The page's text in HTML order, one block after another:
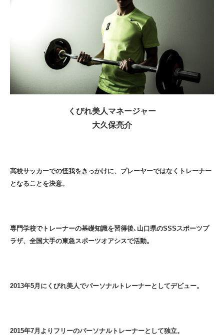
くびれ美人マネージャー
大久保亮介
高校サッカーでの怪我をきっかけに、プレーヤーではなくトレーナー
となることを決意。
専門学校でトレーナーの基礎知識を習得後､山口県のSSSスポーツプ
ラザ、全国大手の東急スポーツオアシスで活動。
2013年5月にくびれ美人でパーソナルトレーナーとしてデビュー。
2015年7月よりフリーのパーソナルトレーナーとして独立。